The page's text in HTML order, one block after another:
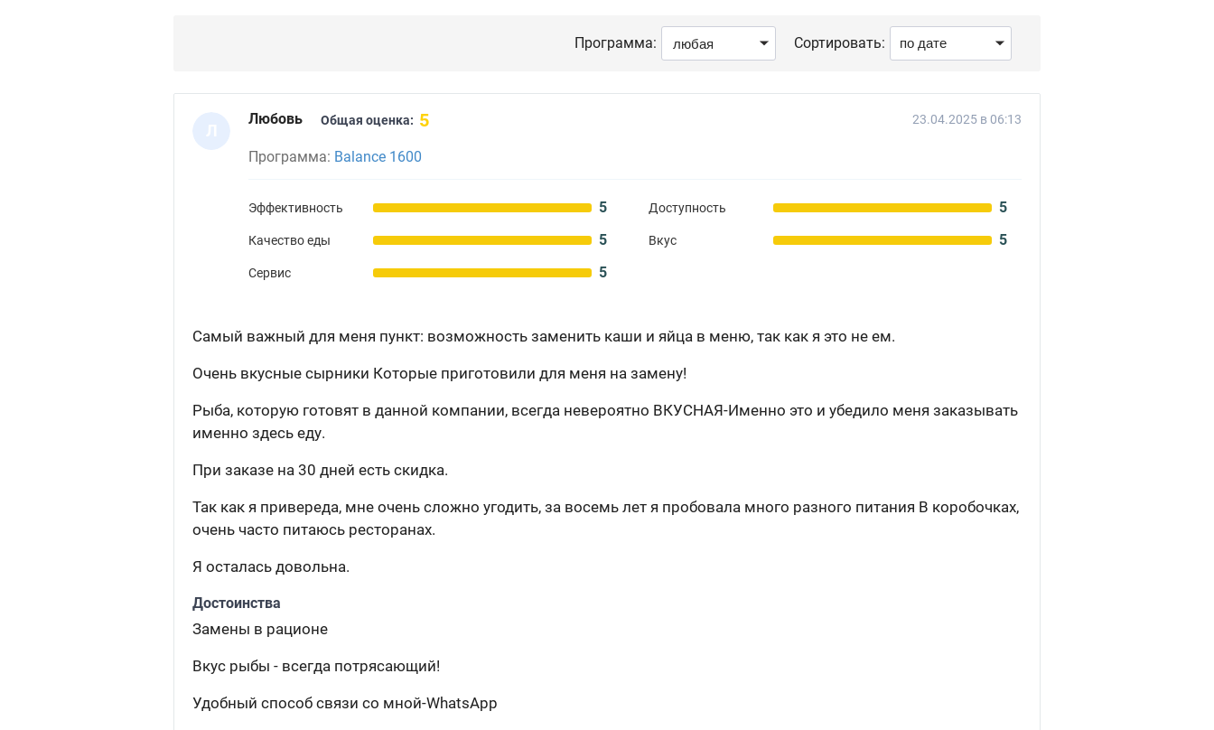
Программа: Сортировать:
Л
Любовь Общая оценка: 5 23.04.2025 в 06:13
Программа: Balance 1600
Эффективность 5 Доступность 5
Качество еды 5 Вкус 5
Сервис 5
Самый важный для меня пункт: возможность заменить каши и яйца в меню, так как я это не ем.
Очень вкусные сырники Которые приготовили для меня на замену!
Рыба, которую готовят в данной компании, всегда невероятно ВКУСНАЯ-Именно это и убедило меня заказывать
именно здесь еду.
При заказе на 30 дней есть скидка.
Так как я привереда, мне очень сложно угодить, за восемь лет я пробовала много разного питания В коробочках,
очень часто питаюсь ресторанах.
Я осталась довольна.
Достоинства
Замены в рационе
Вкус рыбы - всегда потрясающий!
Удобный способ связи со мной-WhatsApp